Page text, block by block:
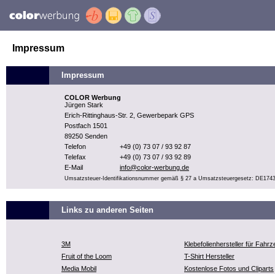
Impressum
Impressum
COLOR Werbung
Jürgen Stark
Erich-Rittinghaus-Str. 2, Gewerbepark GPS
Postfach 1501
89250 Senden
Telefon
+49 (0) 73 07 / 93 92 87
Telefax
+49 (0) 73 07 / 93 92 89
E-Mail
info@color-werbung.de
Umsatzsteuer-Identifikationsnummer gemäß § 27 a Umsatzsteuergesetz:
Links zu anderen Seiten
3M
Klebefolienhersteller für
Fruit of the Loom
T-Shirt Hersteller
Media Mobil
Kostenlose Fotos und Cliparts